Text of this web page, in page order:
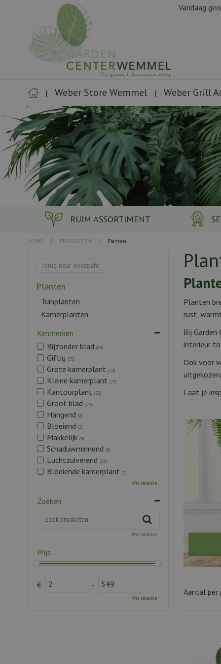
RUIM ASSORTIMENT
HOME PRODUCTEN Planten
Vandaag
Weber Store Wemmel Weber Grill
Planten
rust,
Bij
interieur
Ook voor
uitgekozen.
Laat je
Aantal per
Terug naar overzicht
Planten
Tuinplanten
Kamerplanten
Kenmerken
Bijzonder blad (19)
Giftig (35)
Grote kamerplant (22)
Kleine kamerplant (23)
Kantoorplant (22)
Groot blad (24)
Hangend (8)
Bloeiend (3)
Makkelijk (9)
Schaduwminnend (8)
Luchtzuiverend (35)
Bloeiende kamerplant (1)
Wis selectie
Zoeken
Wis selectie
Prijs
€ -
Wis selectie